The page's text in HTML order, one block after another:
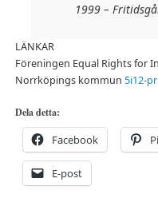
1999 –
LÄNKAR
Föreningen Equal Rights for
Norrköpings kommun 5i12-
Dela detta:
Facebook
E-post